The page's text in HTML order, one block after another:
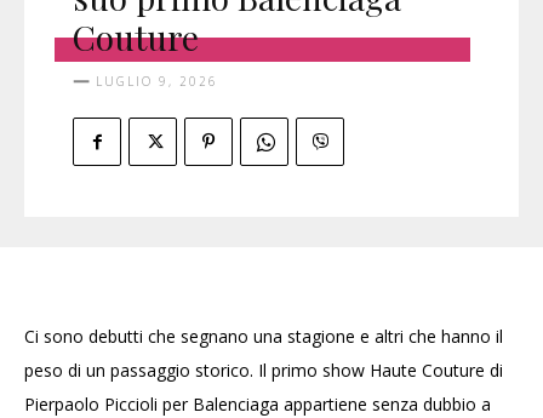
Couture
LUGLIO 9, 2026
Ci sono debutti che segnano una stagione e altri che hanno il
peso di un passaggio storico. Il primo show Haute Couture di
Pierpaolo Piccioli per Balenciaga appartiene senza dubbio a